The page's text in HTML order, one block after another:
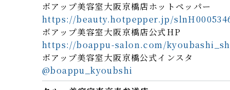
ボアップ美容室大阪京橋店ホットペッパー
https://beauty.hotpepper.jp/
ボアップ美容室大阪京橋店公式HP
https://boappu-salon.com/
ボアップ美容室大阪京橋公式インスタ
@boappu_kyoubshi